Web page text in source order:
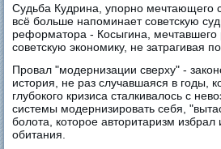
Судьба Кудрина, упорно мечтающего
всё больше напоминает советскую
реформатора - Косыгина,
советскую экономику, не затрагивая
Провал "модернизации сверху" -
история, не раз случавшаяся в годы,
глубокого кризиса сталкивалось с
системы модернизировать себя,
болота, которое авторитаризм
обитания.